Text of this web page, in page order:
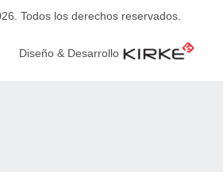
Todos los derechos reservados.
Diseño & Desarrollo